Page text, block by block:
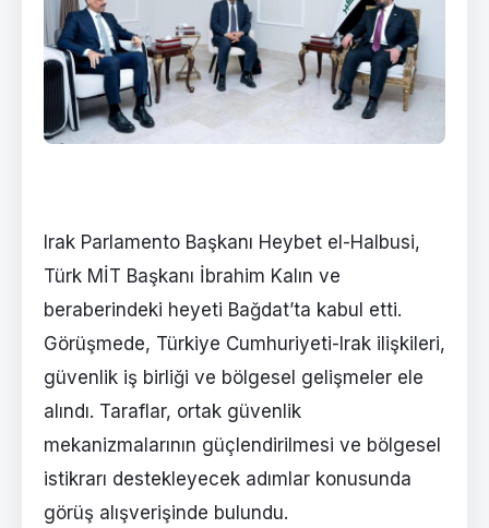
Irak Parlamento Başkanı Heybet el-Halbusi,
Türk MİT Başkanı İbrahim Kalın ve
beraberindeki heyeti Bağdat’ta kabul etti.
Görüşmede, Türkiye Cumhuriyeti-Irak ilişkileri,
güvenlik iş birliği ve bölgesel gelişmeler ele
alındı. Taraflar, ortak güvenlik
mekanizmalarının güçlendirilmesi ve bölgesel
istikrarı destekleyecek adımlar konusunda
görüş alışverişinde bulundu.